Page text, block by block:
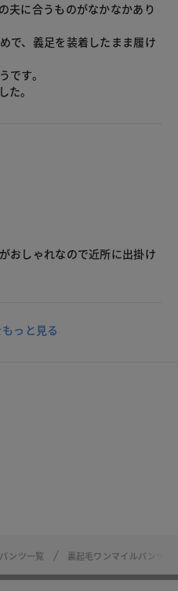
夫に合うものがなかなかあり
で、義足を装着したまま履け
です。
た。
おしゃれなので近所に出掛け
っと見る
ンツ一覧 裏起毛ワンマイルパンツ